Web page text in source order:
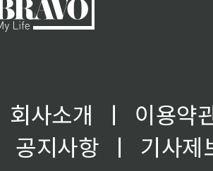
회사소개 ㅣ
이용약
공지사항
ㅣ
기사제